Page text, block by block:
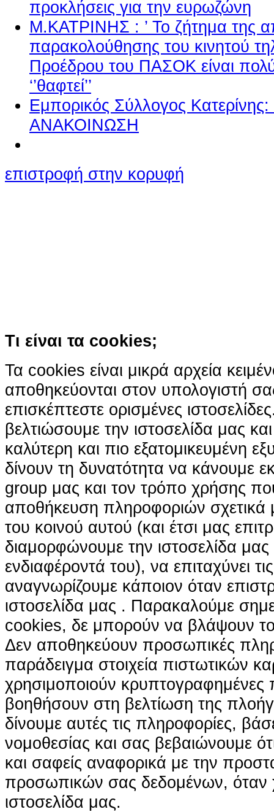
προκλήσεις για την ευρωζώνη
Μ.ΚΑΤΡΙΝΗΣ : ’ Το ζήτημα της
παρακολούθησης του κινητού
Προέδρου του ΠΑΣΟΚ είναι
‘’θαφτεί’’
Εμπορικός Σύλλογος
ΑΝΑΚΟΙΝΩΣΗ
επιστροφή στην κορυφή
Τι είναι τα cookies;
Τα cookies είναι μικρά αρχεία
αποθηκεύονται στον υπολογιστή
επισκέπτεστε ορισμένες
βελτιώσουμε την ιστοσελίδα μας
καλύτερη και πιο εξατομικευμένη
δίνουν τη δυνατότητα να κάνουμε
group μας και τον τρόπο χρήσης
αποθήκευση πληροφοριών σχετικά
του κοινού αυτού (και έτσι μας
διαμορφώνουμε την ιστοσελίδα
ενδιαφέροντά του), να επιταχύνει
αναγνωρίζουμε κάποιον όταν
ιστοσελίδα μας . Παρακαλούμε
cookies, δε μπορούν να βλάψουν
Δεν αποθηκεύουν προσωπικές
παράδειγμα στοιχεία πιστωτικών
χρησιμοποιούν κρυπτογραφημένες
βοηθήσουν στη βελτίωση της
δίνουμε αυτές τις πληροφορίες,
νομοθεσίας και σας βεβαιώνουμε ότι
και σαφείς αναφορικά με την
προσωπικών σας δεδομένων, όταν
ιστοσελίδα μας.